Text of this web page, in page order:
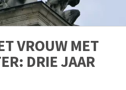
VROUW MET
DRIE JAAR